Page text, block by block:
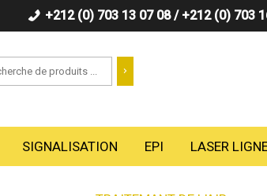
+212 (0) 703 13 07 08 / +212 (0) 703
SIGNALISATION EPI LASER